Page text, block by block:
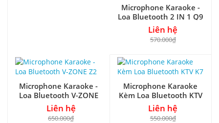
Microphone Karaoke -
Loa Bluetooth 2 IN 1 Q9
Liên hệ
570.000₫
Microphone Karaoke -
Loa Bluetooth V-ZONE
Z2
Liên hệ
650.000₫
Microphone Karaoke
Kèm Loa Bluetooth KTV
K7
Liên hệ
550.000₫